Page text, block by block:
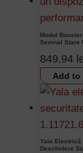
Modul
Semnal Stare
849,94
Add to
Yala Electrică
Deschidere